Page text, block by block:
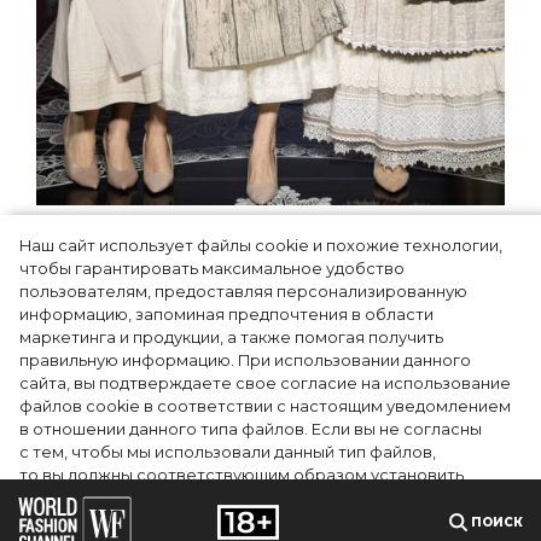
Наш сайт использует файлы cookie и похожие технологии,
чтобы гарантировать максимальное удобство
пользователям, предоставляя персонализированную
информацию, запоминая предпочтения в области
маркетинга и продукции, а также помогая получить
правильную информацию. При использовании данного
сайта, вы подтверждаете свое согласие на использование
файлов cookie в соответствии с настоящим уведомлением
в отношении данного типа файлов. Если вы не согласны
с тем, чтобы мы использовали данный тип файлов,
то вы должны соответствующим образом установить
настройки вашего браузера или не использовать сайт wfc.tv
Как Ульяновск стал столицей
российской моды на два дня —
Подиум, байеры и 100 млн рублей
договорённостей: что случилось на
форуме в Ульяновске
ПОИСК